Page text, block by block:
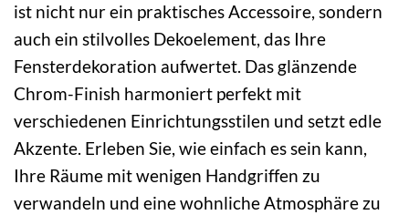
ist nicht nur ein praktisches Accessoire, sondern
auch ein stilvolles Dekoelement, das Ihre
Fensterdekoration aufwertet. Das glänzende
Chrom-Finish harmoniert perfekt mit
verschiedenen Einrichtungsstilen und setzt edle
Akzente. Erleben Sie, wie einfach es sein kann,
Ihre Räume mit wenigen Handgriffen zu
verwandeln und eine wohnliche Atmosphäre zu